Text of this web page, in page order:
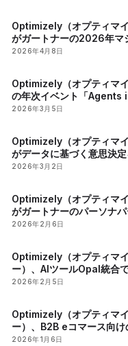
Optimizely（オプティマイ
がガートナーの2026年マ
クアドラントリーダーに選
2026年4月8日
Optimizely（オプティマイ
の年次イベント「Agents
2026」でマーケティング
2026年3月5日
Optimizely（オプティマイ
がデータに基づく意思決
る影響力探索ツールを発表
2026年3月2日
Optimizely（オプティマイ
がガートナーのパーソナ
イゼーションエンジン部門
2026年2月6日
Optimizely（オプティマ
ー）、AIツールOpal統合
ーン管理とコンテンツ最適
2026年2月5日
Optimizely（オプティマ
ー）、B2B eコマース向け
なAI統合チェックリストを
2026年1月6日